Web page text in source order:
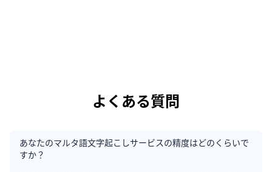
よくある質問
あなたのマルタ語文字起こしサービスの精度はどのくらいで
すか？